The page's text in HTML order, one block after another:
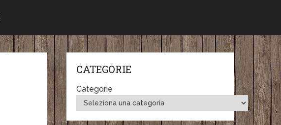
CATEGORIE
Categorie